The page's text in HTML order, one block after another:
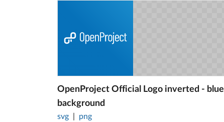
OpenProject Official Logo inverted - blue
background
svg png